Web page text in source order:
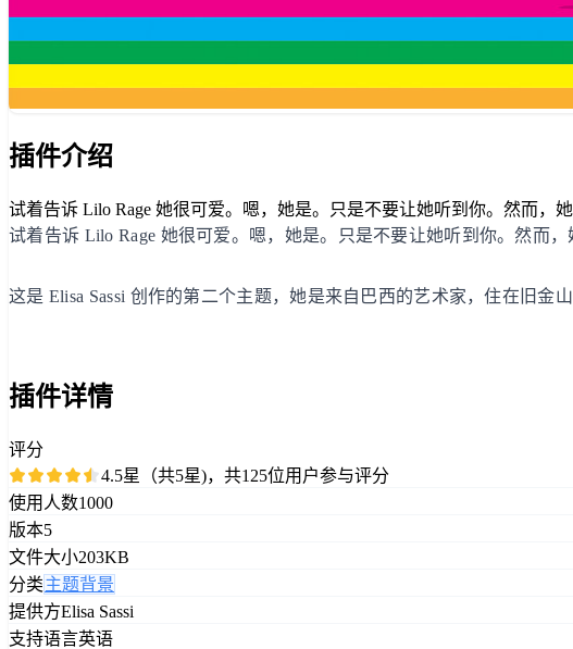
插件介绍
试着告诉 Lilo Rage 她很可爱。嗯，她是。只是不要让她听到你。然而，
试着告诉 Lilo Rage 她很可爱。嗯，她是。只是不要让她听到你。然而，
这是 Elisa Sassi 创作的第二个主题，她是来自巴西的艺术家，住在旧金
插件详情
评分
4.5星（共5星)，共125位用户参与评分
使用人数1000
版本5
文件大小203KB
分类主题背景
提供方Elisa Sassi
支持语言英语